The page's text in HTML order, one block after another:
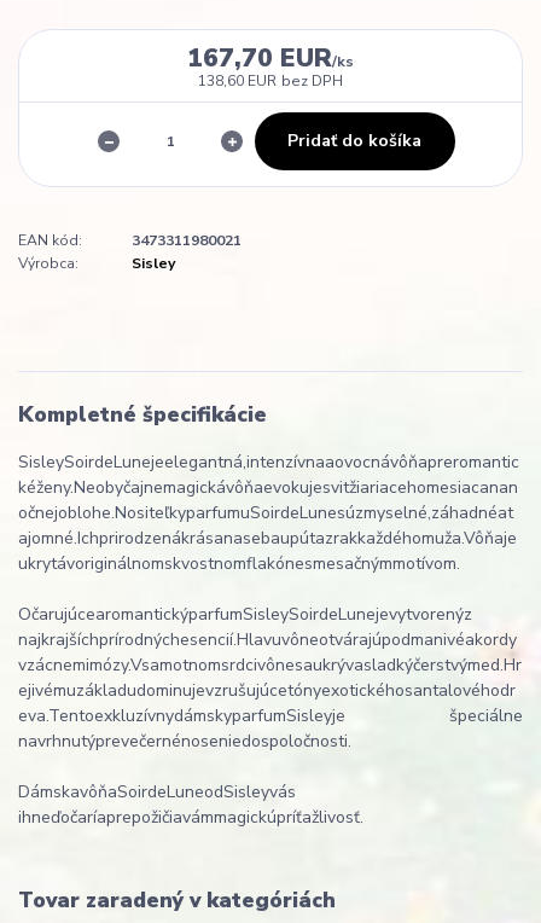
167,70 EUR/ks
138,60 EUR bez DPH
Pridať do košíka
EAN kód:
3473311980021
Výrobca:
Sisley
Kompletné špecifikácie
SisleySoirdeLunejeelegantná,intenzívnaaovocnávôňapreromantic
kéženy.Neobyčajnemagickávôňaevokujesvitžiariacehomesiacanan
očnejoblohe.NositeľkyparfumuSoirdeLunesúzmyselné,záhadnéat
ajomné.Ichprirodzenákrásanasebaupútazrakkaždéhomuža.Vôňaje
ukrytávoriginálnomskvostnomflakónesmesačnýmmotívom.
OčarujúcearomantickýparfumSisleySoirdeLunejevytvorenýz
najkrajšíchprírodnýchesencií.Hlavuvôneotvárajúpodmanivéakordy
vzácnemimózy.Vsamotnomsrdcivônesaukrývasladkýčerstvýmed.Hr
ejivémuzákladudominujevzrušujúcetónyexotickéhosantalovéhodr
eva.TentoexkluzívnydámskyparfumSisleyje špeciálne
navrhnutýprevečernénoseniedospoločnosti.
DámskavôňaSoirdeLuneodSisleyvás
ihneďočaríaprepožičiavámmagickúpríťažlivosť.
Tovar zaradený v kategóriách